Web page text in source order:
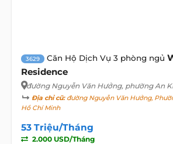
3629 Căn Hộ Dịch Vụ 3 phòng ngủ
Residence
đường Nguyễn Văn Hưởng, phường An
Địa chỉ cũ:đường Nguyễn Văn Hưởng,
Hồ Chí Minh
53 Triệu/Tháng
2.000 USD/Tháng